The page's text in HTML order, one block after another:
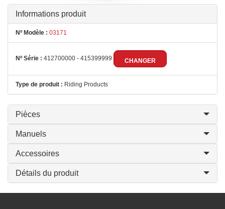
Informations produit
Nº Modèle : 03171
Nº Série : 412700000 - 415399999 CHANGER
Type de produit : Riding Products
Pièces
Manuels
Accessoires
Détails du produit